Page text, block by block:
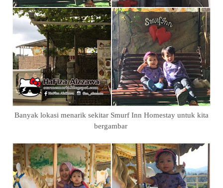
Banyak lokasi menarik sekitar Smurf Inn Homestay untuk kita
bergambar